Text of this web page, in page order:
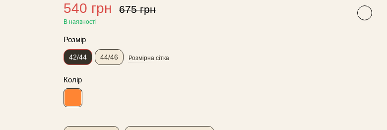
540 грн 675 грн
В наявності
Розмір
42/44 44/46 Розмірна сітка
Колір